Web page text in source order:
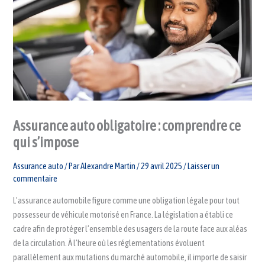
Assurance auto obligatoire : comprendre ce
qui s’impose
Assurance auto / ParAlexandre Martin /29 avril 2025 /Laisser un
commentaire
L’assurance automobile figure comme une obligation légale pour tout
possesseur de véhicule motorisé en France. La législation a établi ce
cadre afin de protéger l’ensemble des usagers de la route face aux aléas
de la circulation. À l’heure où les réglementations évoluent
parallèlement aux mutations du marché automobile, il importe de saisir